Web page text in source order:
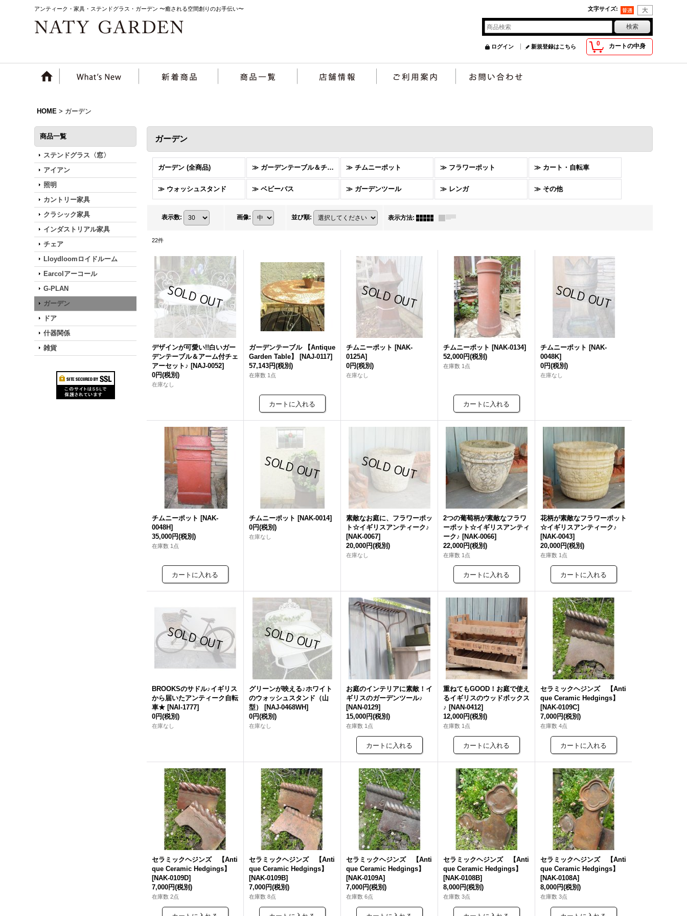
アンティーク・家具・ステンドグラス・ガーデン 〜癒される空間創りのお手伝い〜 文字サイズ:
0 カートの中身
ログイン 新規登録はこちら
HOME > ガーデン
商品一覧
ステンドグラス〈窓〉
アイアン
照明
カントリー家具
クラシック家具
インダストリアル家具
チェア
Lloydloomロイドルーム
Earcolアーコール
G-PLAN
ガーデン
ドア
什器関係
雑貨
ガーデン
ガーデン (全商品) ≫ ガーデンテーブル＆チェア ≫ チムニーポット ≫ フラワーポット ≫ カート・自転車
≫ ウォッシュスタンド ≫ ベビーバス ≫ ガーデンツール ≫ レンガ ≫ その他
表示数: 画像: 並び順: 表示方法:
22件
デザインが可愛い!!白いガー
デンテーブル＆アーム付チェ
アーセット♪ [NAJ-0052]
0円(税別)
在庫なし
ガーデンテーブル 【Antique
Garden Table】
[NAJ-0117]
57,143円(税別)
在庫数 1点
チムニーポット [NAK-
0125A]
0円(税別)
在庫なし
チムニーポット [NAK-0134]
52,000円(税別)
在庫数 1点
チムニーポット [NAK-
0048K]
0円(税別)
在庫なし
チムニーポット [NAK-
0048H]
35,000円(税別)
在庫数 1点
チムニーポット [NAK-0014]
0円(税別)
在庫なし
素敵なお庭に、フラワーポッ
ト☆イギリスアンティーク♪
[NAK-0067]
20,000円(税別)
在庫なし
2つの葡萄柄が素敵なフラワ
ーポット☆イギリスアンティ
ーク♪ [NAK-0066]
22,000円(税別)
在庫数 1点
花柄が素敵なフラワーポット
☆イギリスアンティーク♪
[NAK-0043]
20,000円(税別)
在庫数 1点
BROOKSのサドル♪イギリス
から届いたアンティーク自転
車★ [NAI-1777]
0円(税別)
在庫なし
グリーンが映える♪ホワイト
のウォッシュスタンド（山
型）
[NAJ-0468WH]
0円(税別)
在庫なし
お庭のインテリアに素敵！イ
ギリスのガーデンツール♪
[NAN-0129]
15,000円(税別)
在庫数 1点
重ねてもGOOD！お庭で使え
るイギリスのウッドボックス
♪ [NAN-0412]
12,000円(税別)
在庫数 1点
セラミックヘジンズ 【Anti
que Ceramic Hedgings】
[NAK-0109C]
7,000円(税別)
在庫数 4点
セラミックヘジンズ 【Anti
que Ceramic Hedgings】
[NAK-0109D]
7,000円(税別)
在庫数 2点
セラミックヘジンズ 【Anti
que Ceramic Hedgings】
[NAK-0109B]
7,000円(税別)
在庫数 8点
セラミックヘジンズ 【Anti
que Ceramic Hedgings】
[NAK-0109A]
7,000円(税別)
在庫数 6点
セラミックヘジンズ 【Anti
que Ceramic Hedgings】
[NAK-0108B]
8,000円(税別)
在庫数 3点
セラミックヘジンズ 【Anti
que Ceramic Hedgings】
[NAK-0108A]
8,000円(税別)
在庫数 3点